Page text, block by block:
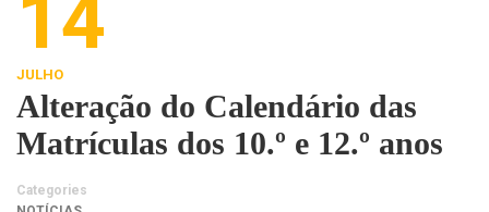
14
JULHO
Alteração do Calendário das
Matrículas dos 10.º e 12.º anos
Categories